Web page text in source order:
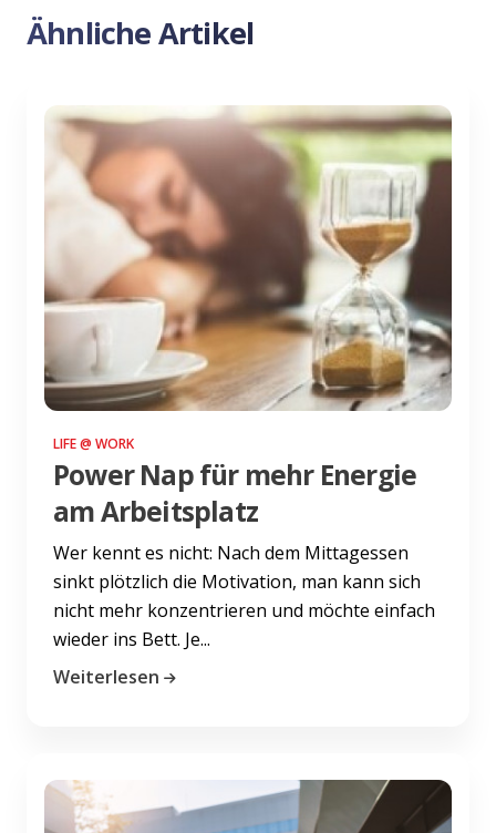
Ähnliche Artikel
LIFE @ WORK
Power Nap für mehr Energie
am Arbeitsplatz
Wer kennt es nicht: Nach dem Mittagessen
sinkt plötzlich die Motivation, man kann sich
nicht mehr konzentrieren und möchte einfach
wieder ins Bett. Je...
Weiterlesen